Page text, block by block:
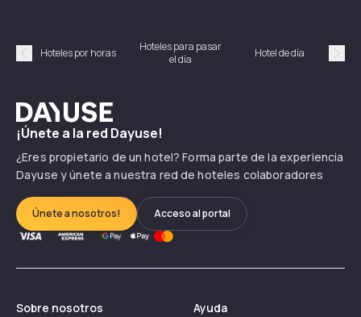
Précédent
Hoteles por horas
Hoteles para pasar
el día
Hotel de día
Dayuse
¡Únete a la red Dayuse!
¿Eres propietario de un hotel? Forma parte de la experiencia
Dayuse y únete a nuestra red de hoteles colaboradores
Únete a nosotros! Acceso al portal
Sobre nosotros Ayuda